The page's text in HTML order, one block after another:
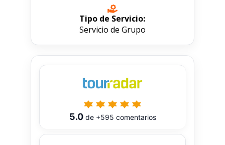
Tipo de Servicio:
Servicio de Grupo
5.0de +595 comentarios